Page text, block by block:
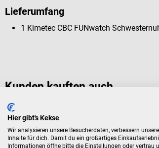
Lieferumfang
1 Kimetec CBC FUNwatch
Kunden kauften auch
SSB
B. Braun
Softa Swabs Alkoholtupfer
Hier gibt's Kekse
Wir analysieren unsere Besucherdaten, verbessern
Inhalte für dich. Damit du ein großartiges
Informationen öffne bitte die Einstellungen oder vertrau